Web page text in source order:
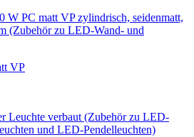
W PC matt VP zylindrisch, seidenmatt,
(Zubehör zu LED-Wand- und
VP
Leuchte verbaut (Zubehör zu LED-
und LED-Pendelleuchten)